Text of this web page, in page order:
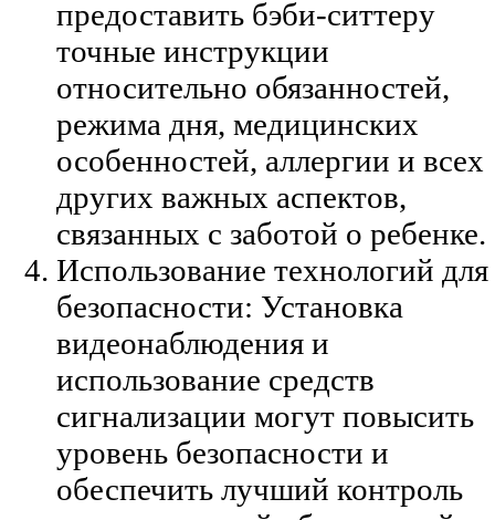
предоставить бэби-ситтеру
точные инструкции
относительно обязанностей,
режима дня, медицинских
особенностей, аллергии и всех
других важных аспектов,
связанных с заботой о ребенке.
Использование технологий для
безопасности: Установка
видеонаблюдения и
использование средств
сигнализации могут повысить
уровень безопасности и
обеспечить лучший контроль